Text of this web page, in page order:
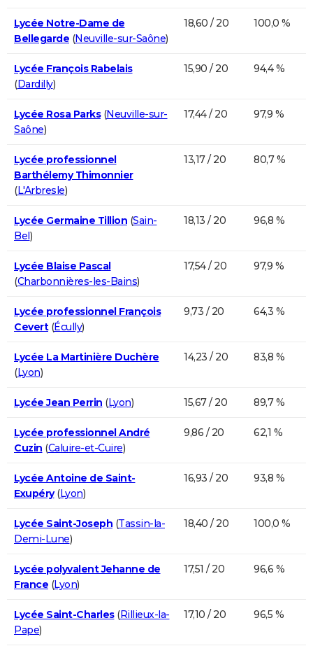
Lycée Notre-Dame de
Bellegarde (Neuville-sur-Saône)
18,60 / 20 100,0 %
Lycée François Rabelais
(Dardilly)
15,90 / 20 94,4 %
Lycée Rosa Parks(Neuville-sur-
Saône)
17,44 / 20 97,9 %
Lycée professionnel
Barthélemy Thimonnier
(L'Arbresle)
13,17 / 20 80,7 %
Lycée Germaine Tillion (Sain-
Bel)
18,13 / 20 96,8 %
Lycée Blaise Pascal
(Charbonnières-les-Bains)
17,54 / 20 97,9 %
Lycée professionnel François
Cevert(Écully)
9,73 / 20 64,3 %
Lycée La Martinière Duchère
(Lyon)
14,23 / 20 83,8 %
Lycée Jean Perrin (Lyon) 15,67 / 20 89,7 %
Lycée professionnel André
Cuzin (Caluire-et-Cuire)
9,86 / 20 62,1 %
Lycée Antoine de Saint-
Exupéry(Lyon)
16,93 / 20 93,8 %
Lycée Saint-Joseph (Tassin-la-
Demi-Lune)
18,40 / 20 100,0 %
Lycée polyvalent Jehanne de
France (Lyon)
17,51 / 20 96,6 %
Lycée Saint-Charles(Rillieux-la-
Pape)
17,10 / 20 96,5 %